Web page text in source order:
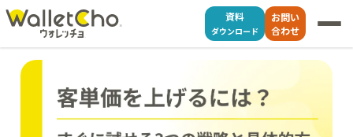
資料
ダウンロード
お問い
合わせ